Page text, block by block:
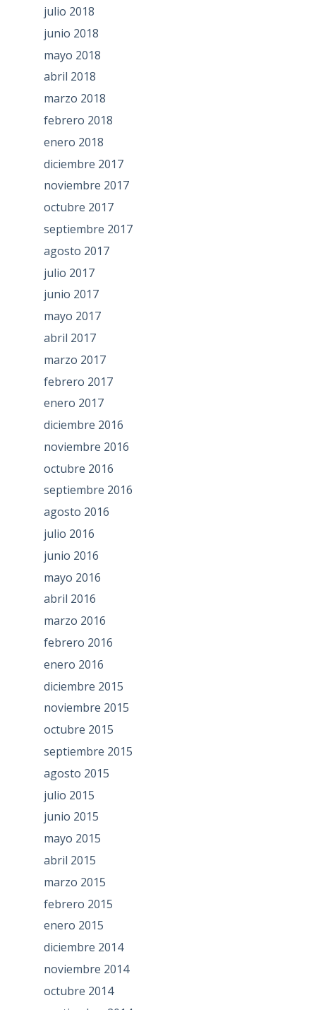
julio 2018
junio 2018
mayo 2018
abril 2018
marzo 2018
febrero 2018
enero 2018
diciembre 2017
noviembre 2017
octubre 2017
septiembre 2017
agosto 2017
julio 2017
junio 2017
mayo 2017
abril 2017
marzo 2017
febrero 2017
enero 2017
diciembre 2016
noviembre 2016
octubre 2016
septiembre 2016
agosto 2016
julio 2016
junio 2016
mayo 2016
abril 2016
marzo 2016
febrero 2016
enero 2016
diciembre 2015
noviembre 2015
octubre 2015
septiembre 2015
agosto 2015
julio 2015
junio 2015
mayo 2015
abril 2015
marzo 2015
febrero 2015
enero 2015
diciembre 2014
noviembre 2014
octubre 2014